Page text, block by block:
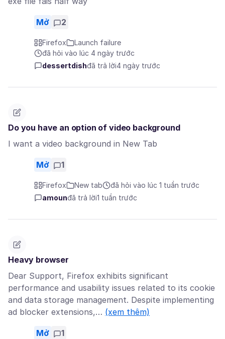
Mở 2
Firefox
Launch failure
đã hỏi vào lúc 4 ngày trước
dessertdishđã trả lời4 ngày trước
Do you have an option of video background
I want a video background in New Tab
Mở 1
Firefox New tab
đã hỏi vào lúc 1 tuần trước
amounđã trả lời1 tuần trước
Heavy browser
Dear Support, Firefox exhibits significant
performance and usability issues related to its cookie
and data storage management. Despite implementing
ad blocker extensions,… (xem thêm)
Mở 1